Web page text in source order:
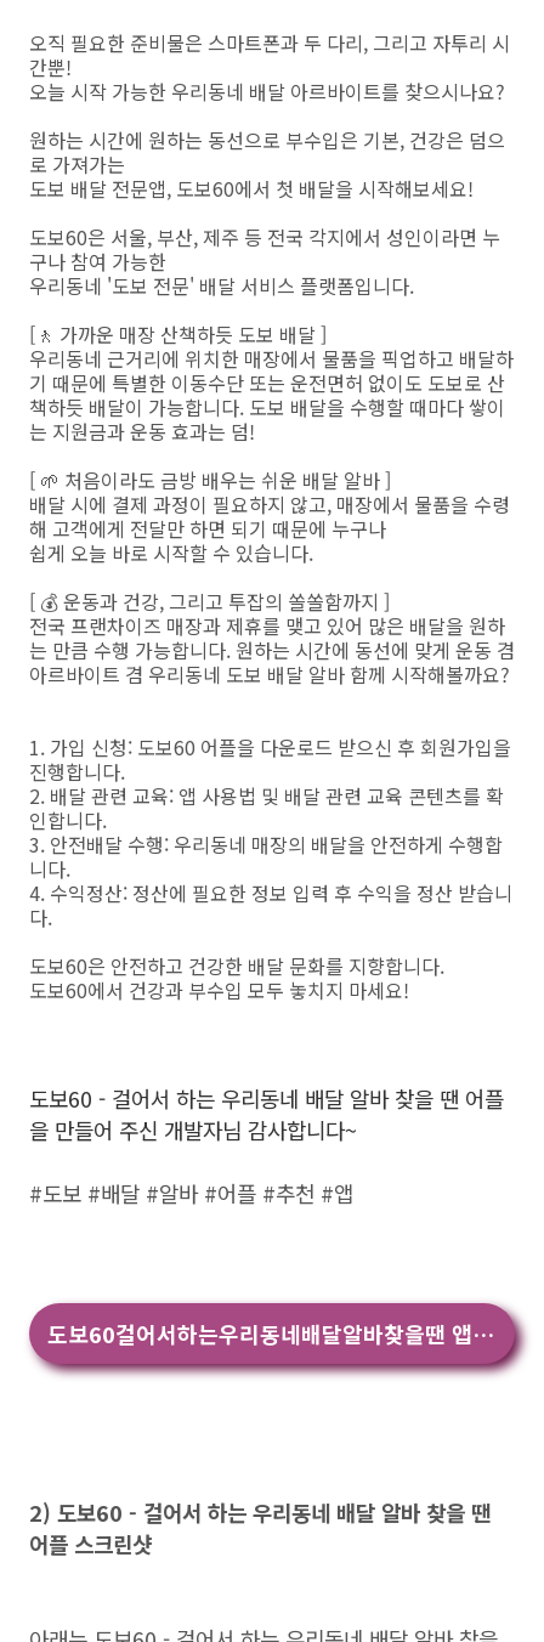
오직 필요한 준비물은 스마트폰과 두 다리, 그리고 자투리 시
간뿐!
오늘 시작 가능한 우리동네 배달 아르바이트를 찾으시나요?
원하는 시간에 원하는 동선으로 부수입은 기본, 건강은 덤으
로 가져가는
도보 배달 전문앱, 도보60에서 첫 배달을 시작해보세요!
도보60은 서울, 부산, 제주 등 전국 각지에서 성인이라면 누
구나 참여 가능한
우리동네 '도보 전문' 배달 서비스 플랫폼입니다.
[🚶 가까운 매장 산책하듯 도보 배달 ]
우리동네 근거리에 위치한 매장에서 물품을 픽업하고 배달하
기 때문에 특별한 이동수단 또는 운전면허 없이도 도보로 산
책하듯 배달이 가능합니다. 도보 배달을 수행할 때마다 쌓이
는 지원금과 운동 효과는 덤!
[ 🌱 처음이라도 금방 배우는 쉬운 배달 알바 ]
배달 시에 결제 과정이 필요하지 않고, 매장에서 물품을 수령
해 고객에게 전달만 하면 되기 때문에 누구나
쉽게 오늘 바로 시작할 수 있습니다.
[ 💰 운동과 건강, 그리고 투잡의 쏠쏠함까지 ]
전국 프랜차이즈 매장과 제휴를 맺고 있어 많은 배달을 원하
는 만큼 수행 가능합니다. 원하는 시간에 동선에 맞게 운동 겸
아르바이트 겸 우리동네 도보 배달 알바 함께 시작해볼까요?
1. 가입 신청: 도보60 어플을 다운로드 받으신 후 회원가입을
진행합니다.
2. 배달 관련 교육: 앱 사용법 및 배달 관련 교육 콘텐츠를 확
인합니다.
3. 안전배달 수행: 우리동네 매장의 배달을 안전하게 수행합
니다.
4. 수익정산: 정산에 필요한 정보 입력 후 수익을 정산 받습니
다.
도보60은 안전하고 건강한 배달 문화를 지향합니다.
도보60에서 건강과 부수입 모두 놓치지 마세요!
도보60 - 걸어서 하는 우리동네 배달 알바 찾을 땐 어플
을 만들어 주신 개발자님 감사합니다~
#도보 #배달 #알바 #어플 #추천 #앱
도보60걸어서하는우리동네배달알바찾을땐 앱 다운
2) 도보60 - 걸어서 하는 우리동네 배달 알바 찾을 땐
어플 스크린샷